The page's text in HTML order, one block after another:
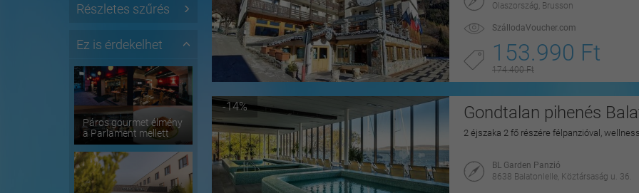
Részletes szűrés
Ez is érdekelhet
Páros gourmet élmény
a Parlament mellett
Olaszország, Brusson
SzállodaVoucher.com
153.990 Ft
174.400 Ft
-14% Gondtalan pihenés
2 éjszaka 2 fő részére félpanzióval,
BL Garden Panzió
8638 Balatonlelle, Köztársaság u. 36.